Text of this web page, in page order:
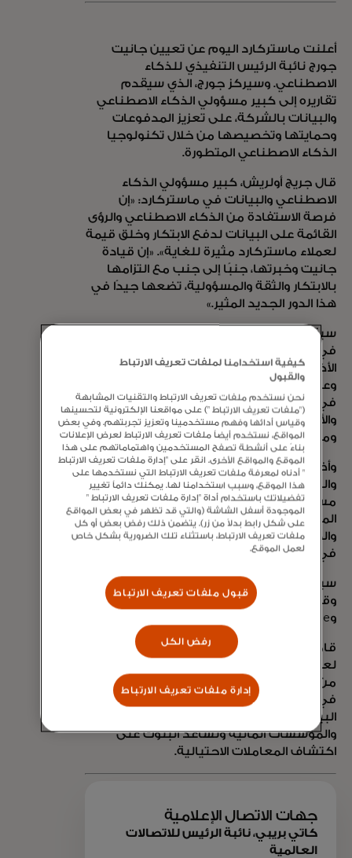
أعلنت ماستركارد اليوم عن تعيين جانيت
جورج نائبة الرئيس التنفيذي للذكاء
الاصطناعي. وسيركز جورج، الذي سيقدم
تقاريره إلى كبير مسؤولي الذكاء الاصطناعي
والبيانات بالشركة، على تعزيز المدفوعات
وحمايتها وتخصيصها من خلال تكنولوجيا
الذكاء الاصطناعي المتطورة.
قال جريج أولريش، كبير مسؤولي الذكاء
الاصطناعي والبيانات في ماستركارد: «إن
فرصة الاستفادة من الذكاء الاصطناعي والرؤى
القائمة على البيانات لدفع الابتكار وخلق قيمة
لعملاء ماستركارد مثيرة للغاية». «إن قيادة
جانيت وخبرتها، جنبًا إلى جنب مع التزامها
بالابتكار والثقة والمسؤولية، تضعها جيدًا في
هذا الدور الجديد المثير.»
سيقود جورج مركز التميز للذكاء الاصطناعي
في ماستركارد الذي يركز على جهود الشركة
الأكثر أهمية في مجال الذكاء الاصطناعي
وعلوم البيانات. كما سيلعب جورج دورًا مهمًا
في المساعدة على تشكيل التكنولوجيا
والأدوات والبنية التحتية لدعم علماء البيانات
ومواهب الذكاء الاصطناعي في ماستركارد.
وأضاف جورج: "من الواضح أن الذكاء الاصطناعي
والبيانات ليست مجرد أدوات، بل هي أسس
مستقبلنا". «أتطلع إلى التعاون مع هذا الفريق
الموهوب لدفع حدود ما هو ممكن
والمساهمة في مهمة ماستركارد المتمثلة
في ربط الاقتصاد الرقمي وتشغيله.»
سينضم جورج إلى ماستركارد في 24 فبراير.
وقد شغلت سابقًا مناصب في Intel
وOracle.
قامت ماستركارد بتسخير الذكاء الاصطناعي
لعقود من الزمن لتأمين شبكتها وحماية أكثر
من 159 مليار معاملة سنويًا. تعمل خبرتها
في مجال الذكاء الاصطناعي وتحليلات
البيانات على تعزيز التجارب المخصصة للتجار
والمؤسسات المالية وتساعد البنوك على
اكتشاف المعاملات الاحتيالية.
جهات الاتصال الإعلامية
كاتي بريبي، نائبة الرئيس للاتصالات
العالمية
كيفية استخدامنا لملفات تعريف الارتباط
والقبول
نحن نستخدم ملفات تعريف الارتباط والتقنيات المشابهة
("ملفات تعريف الارتباط ") على مواقعنا الإلكترونية لتحسينها
وقياس أدائها وفهم مستخدمينا وتعزيز تجربتهم. وفي بعض
المواقع، نستخدم أيضاً ملفات تعريف الارتباط لعرض الإعلانات
بناءً على أنشطة تصفح المستخدمين واهتماماتهم على هذا
الموقع والمواقع الأخرى. انقر على "إدارة ملفات تعريف الارتباط
" أدناه لمعرفة ملفات تعريف الارتباط التي نستخدمها على
هذا الموقع، وسبب استخدامنا لها. يمكنك دائماً تغيير
تفضيلاتك باستخدام أداة "إدارة ملفات تعريف الارتباط "
الموجودة أسفل الشاشة (والتي قد تظهر في بعض المواقع
على شكل رابط بدلاً من زر). يتضمن ذلك رفض بعض أو كل
ملفات تعريف الارتباط، باستثناء تلك الضرورية بشكل خاص
لعمل الموقع.
قبول ملفات تعريف الارتباط
رفض الكل
إدارة ملفات تعريف الارتباط